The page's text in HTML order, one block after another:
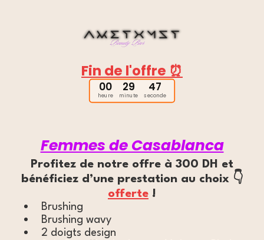
Fin de l'offre ⏰
00
heure
29
minute
46
seconde
Femmes de Casablanca
Profitez de notre offre à 300 DH et
bénéficiez d’une prestation au choix 👇
offerte !
Brushing
Brushing wavy
2 doigts design